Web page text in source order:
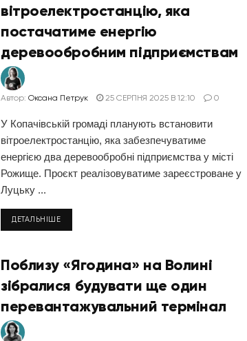
вітроелектростанцію, яка
постачатиме енергію
деревообробним підприємствам
Автор: Оксана Петрук 25 СЕРПНЯ 2025 В 12:10 0
У Копачівській громаді планують встановити
вітроелектростанцію, яка забезпечуватиме
енергією два деревообробні підприємства у місті
Рожище. Проєкт реалізовуватиме зареєстроване у
Луцьку ...
ДЕТАЛЬНІШЕ
Поблизу «Ягодина» на Волині
зібралися будувати ще один
перевантажувальний термінал